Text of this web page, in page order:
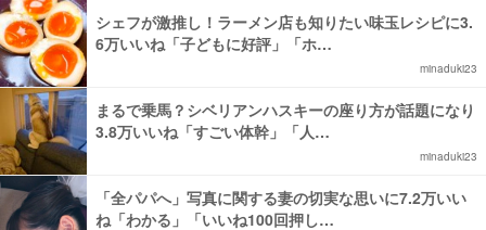
シェフが激推し！ラーメン店も知りたい味玉レシピに3.
6万いいね「子どもに好評」「ホ…
minaduki23
まるで乗馬？シベリアンハスキーの座り方が話題になり
3.8万いいね「すごい体幹」「人…
minaduki23
「全パパへ」写真に関する妻の切実な思いに7.2万いい
ね「わかる」「いいね100回押し…